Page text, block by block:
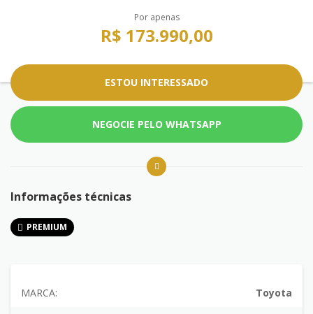
Por apenas
R$ 173.990,00
ESTOU INTERESSADO
NEGOCIE PELO WHATSAPP
Informações técnicas
PREMIUM
MARCA: Toyota